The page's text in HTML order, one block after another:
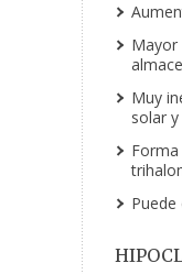
Mayor
Muy
solar